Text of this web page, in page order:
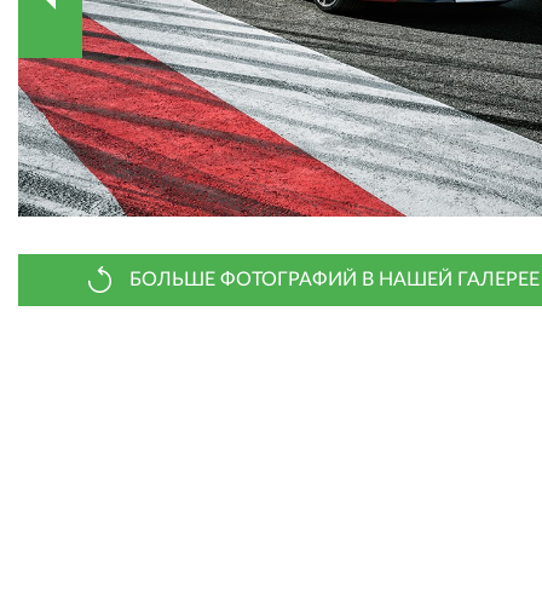
БОЛЬШЕ ФОТОГРАФИЙ В НАШЕЙ ГАЛЕРЕЕ